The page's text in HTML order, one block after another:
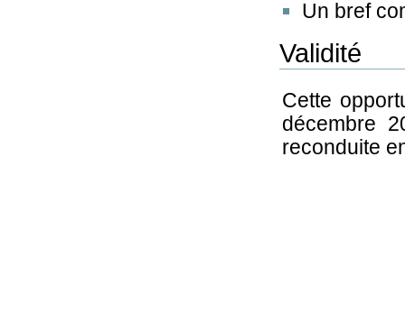
Un bref
Validité
Cette
décembre
reconduite